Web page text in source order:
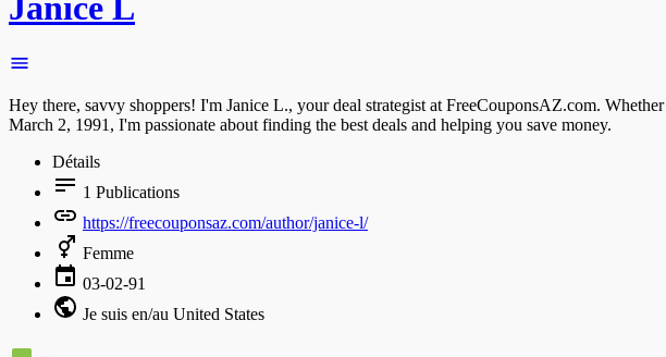
Janice L
Hey there, savvy shoppers! I'm Janice L., your deal strategist at FreeCouponsAZ.com.
March 2, 1991, I'm passionate about finding the best deals and helping you save money.
Détails
1 Publications
https://freecouponsaz.com/author/janice-l/
Femme
03-02-91
Je suis en/au United States